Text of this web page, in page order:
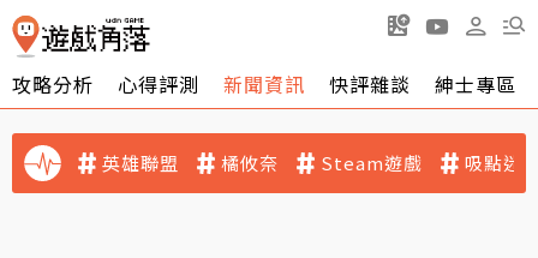
攻略分析 心得評測 新聞資訊 快評雜談 紳士專區
英雄聯盟 橘攸奈 Steam遊戲 吸點迷